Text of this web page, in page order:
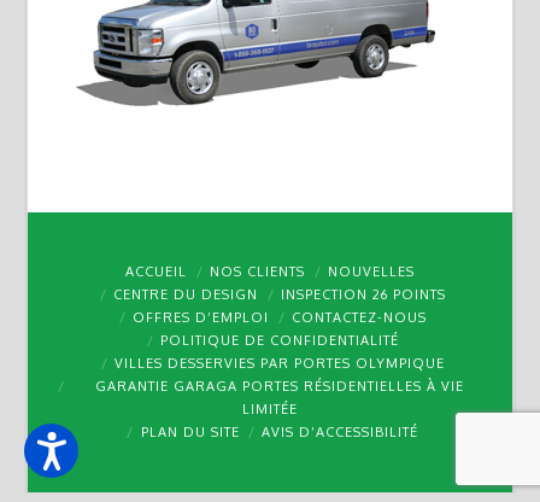
ACCUEIL NOS CLIENTS
NOUVELLES
CENTRE DU DESIGN
INSPECTION 26 POINTS
OFFRES D’EMPLOI
CONTACTEZ-NOUS
POLITIQUE DE CONFIDENTIALITÉ
VILLES DESSERVIES PAR PORTES OLYMPIQUE
GARANTIE GARAGA PORTES RÉSIDENTIELLES À VIE
LIMITÉE
PLAN DU SITE
AVIS D’ACCESSIBILITÉ